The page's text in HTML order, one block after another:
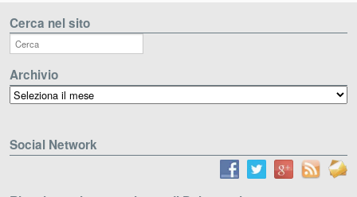
Cerca nel sito
Archivio
Archivio
Social Network